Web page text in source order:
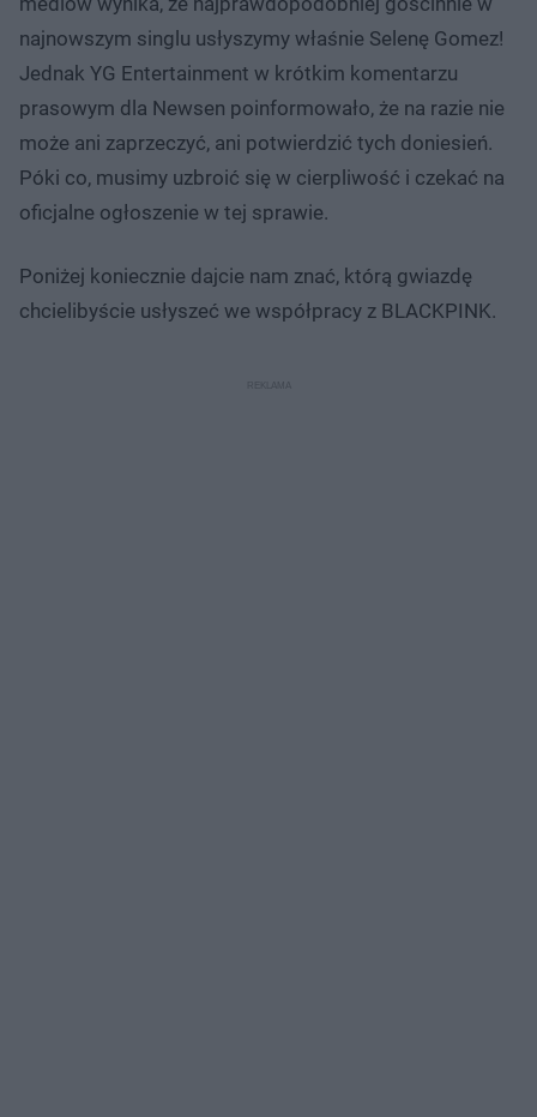
najnowszym singlu usłyszymy właśnie Selenę Gomez!
Jednak YG Entertainment w krótkim komentarzu
prasowym dla Newsen poinformowało, że na razie nie
może ani zaprzeczyć, ani potwierdzić tych doniesień.
Póki co, musimy uzbroić się w cierpliwość i czekać na
oficjalne ogłoszenie w tej sprawie.
Poniżej koniecznie dajcie nam znać, którą gwiazdę
chcielibyście usłyszeć we współpracy z BLACKPINK.